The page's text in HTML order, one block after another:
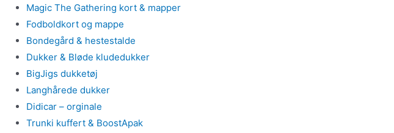
Magic The Gathering kort & mapper
Fodboldkort og mappe
Bondegård & hestestalde
Dukker & Bløde kludedukker
BigJigs dukketøj
Langhårede dukker
Didicar – orginale
Trunki kuffert & BoostApak